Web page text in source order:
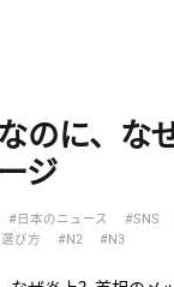
のに、な
ジ
#日本のニュース #SNS
び方 #N2 #N3